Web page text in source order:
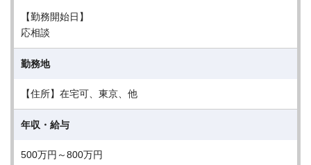
【勤務開始日】
応相談
勤務地
【住所】在宅可、東京、他
年収・給与
500万円～800万円